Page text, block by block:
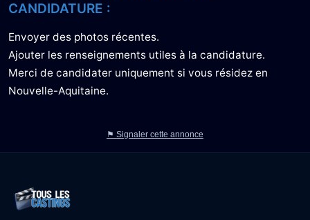
CANDIDATURE :
Envoyer des photos récentes.
Ajouter les renseignements utiles à la candidature.
Merci de candidater uniquement si vous résidez en
Nouvelle-Aquitaine.
⚑ Signaler cette annonce